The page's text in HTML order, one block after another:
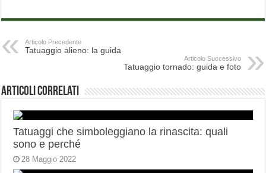
Articolo Precedente
Tatuaggio alieno: la guida
Articolo Successivo
Tatuaggio tornado: guida e foto
Articoli correlati
Tatuaggi che simboleggiano la rinascita: quali
sono e perché
28 Maggio 2022